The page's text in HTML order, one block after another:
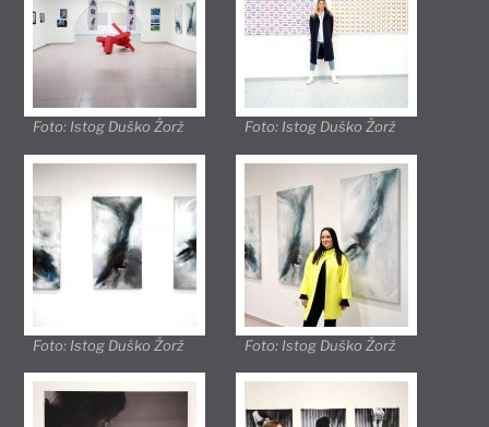
Foto: Istog Duško Žorž Foto: Istog Duško Žorž
Foto: Istog Duško Žorž Foto: Istog Duško Žorž